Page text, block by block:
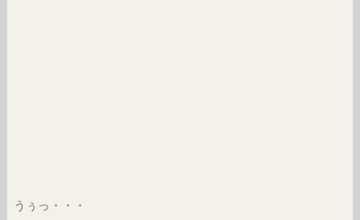
うぅっ・・・